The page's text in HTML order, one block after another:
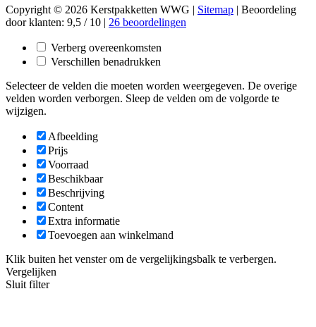
Copyright © 2026 Kerstpakketten WWG | Sitemap | Beoordeling
door klanten: 9,5 / 10 | 26 beoordelingen
Verberg overeenkomsten
Verschillen benadrukken
Selecteer de velden die moeten worden weergegeven. De overige
velden worden verborgen. Sleep de velden om de volgorde te
wijzigen.
Afbeelding
Prijs
Voorraad
Beschikbaar
Beschrijving
Content
Extra informatie
Toevoegen aan winkelmand
Klik buiten het venster om de vergelijkingsbalk te verbergen.
Vergelijken
Sluit filter